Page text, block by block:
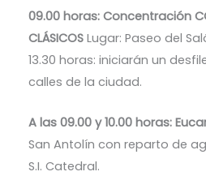
09.00 horas: Concentración
CLÁSICOSLugar: Paseo del
13.30 horas: iniciarán un
calles de la ciudad.
A las 09.00 y 10.00 horas:
San Antolín con reparto de
S.I. Catedral.